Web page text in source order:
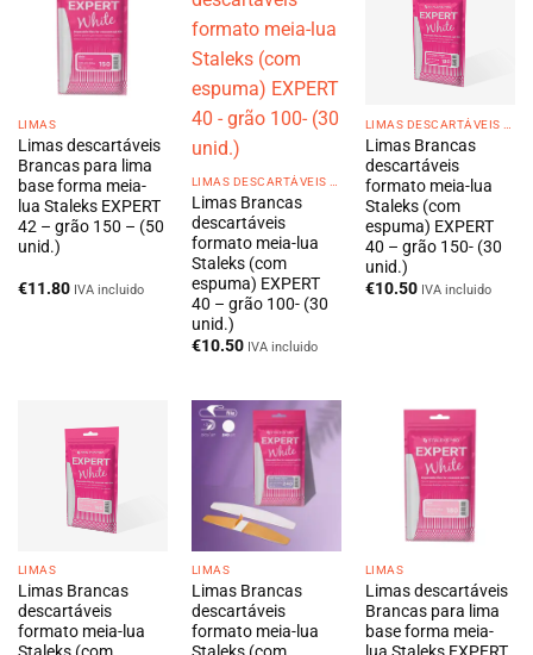
LIMAS
Limas descartáveis
Brancas para lima
base forma meia-
lua Staleks EXPERT
42 – grão 150 – (50
unid.)
€11.80 IVA incluido
LIMAS DESCARTÁVEIS EM CAIXA
Limas Brancas
descartáveis
formato meia-lua
Staleks (com
espuma) EXPERT
40 – grão 100- (30
unid.)
€10.50 IVA incluido
Limas Brancas
descartáveis
formato meia-lua
Staleks (com
espuma) EXPERT
40 – grão 150- (30
unid.)
€10.50 IVA incluido
LIMAS
Limas Brancas
descartáveis
formato meia-lua
Staleks (com
LIMAS
Limas Brancas
descartáveis
formato meia-lua
Staleks (com
LIMAS
Limas descartáveis
Brancas para lima
base forma meia-
lua Staleks EXPERT